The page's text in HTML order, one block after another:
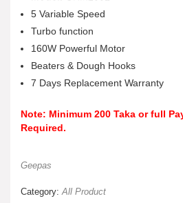
5 Variable Speed
Turbo function
160W Powerful Motor
Beaters & Dough Hooks
7 Days Replacement Warranty
Note: Minimum 200 Taka or full
Required.
Geepas
Category:All Product